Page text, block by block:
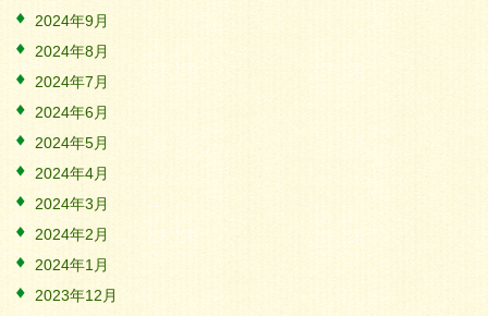
2024年9月
2024年8月
2024年7月
2024年6月
2024年5月
2024年4月
2024年3月
2024年2月
2024年1月
2023年12月